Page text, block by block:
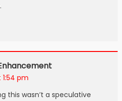
1:54 pm
this wasn’t a speculative